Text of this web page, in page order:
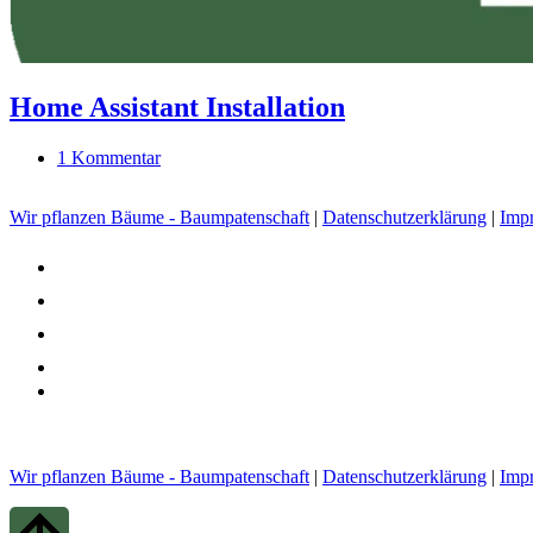
Home Assistant Installation
1 Kommentar
Wir pflanzen Bäume - Baumpatenschaft | Datenschutzerklärung |
Wir pflanzen Bäume - Baumpatenschaft | Datenschutzerklärung |